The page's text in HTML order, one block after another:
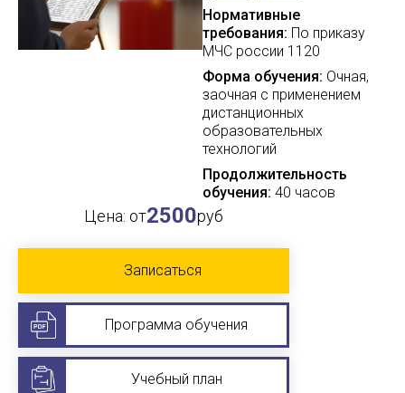
Нормативные
требования: По приказу
МЧС россии 1120
Форма обучения: Очная,
заочная с применением
дистанционных
образовательных
технологий
Продолжительность
обучения: 40 часов
Цена: от2500руб
Записаться
Программа обучения
Учебный план